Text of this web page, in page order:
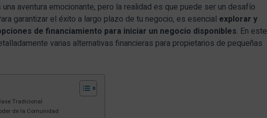
una aventura emocionante, pero la realidad es que puede ser un desafío
garantizar el éxito a largo plazo de tu negocio, es esencial explorar y
de financiamiento para iniciar un negocio disponibles. En este
varias alternativas financieras para propietarios de pequeñas
Tradicional
de la Comunidad